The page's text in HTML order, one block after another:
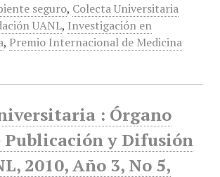
seguro, Colecta Universitaria
UANL, Investigación en
, Premio Internacional de Medicina
: Órgano
Publicación y Difusión
2010, Año 3, No 5,